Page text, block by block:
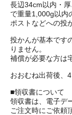
長辺34cm以内・
で重量1,000g以内
ポストなどへの投
投かんが基本です
りません。
補償が必要な方は
おおむね出荷後、
■領収書について
領収書は、電子デ
ご注文時にご依頼